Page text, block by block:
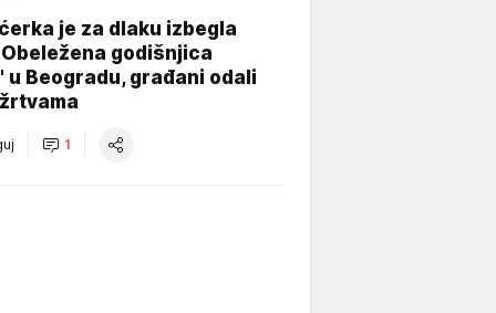
je za dlaku izbegla
godišnjica
u Beogradu, građani odali
1